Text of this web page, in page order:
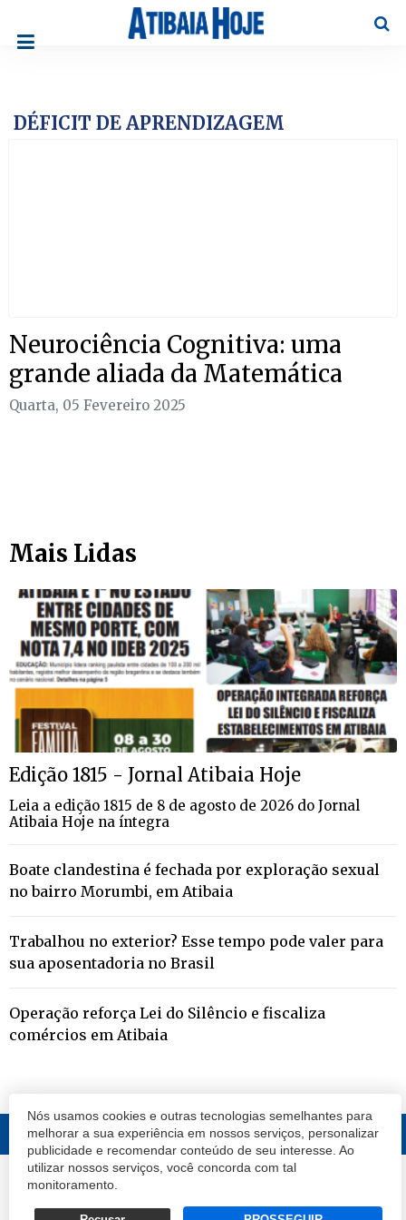
Nós usamos cookies e outras tecnologias semelhantes para
melhorar a sua experiência em nossos serviços, personalizar
publicidade e recomendar conteúdo de seu interesse. Ao
utilizar nossos serviços, você concorda com tal
monitoramento.
DÉFICIT DE APRENDIZAGEM
Neurociência Cognitiva: uma
grande aliada da Matemática
Quarta, 05 Fevereiro 2025
Mais Lidas
Edição 1815 - Jornal Atibaia Hoje
Leia a edição 1815 de 8 de agosto de 2026 do Jornal
Atibaia Hoje na íntegra
Boate clandestina é fechada por exploração sexual
no bairro Morumbi, em Atibaia
Trabalhou no exterior? Esse tempo pode valer para
sua aposentadoria no Brasil
Operação reforça Lei do Silêncio e fiscaliza
comércios em Atibaia
© 2020 Atibaia Hoje.
Termos e Políticas de Uso Privacidade